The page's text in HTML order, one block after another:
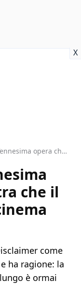
X
Disclaimer è l’ennesima opera che dimostra che il confine tra TV e cinema non esiste più
che il
come
ha ragione: la
è ormai